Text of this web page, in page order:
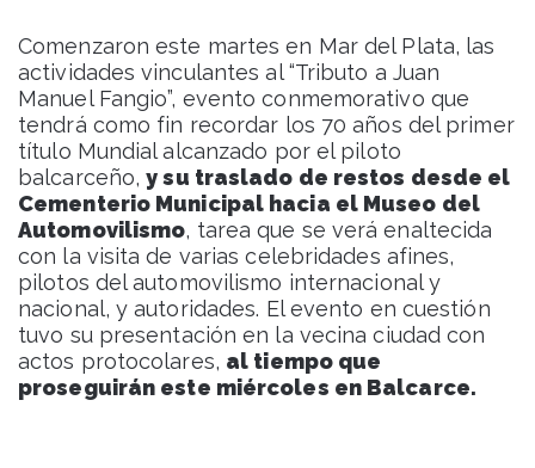
Comenzaron este martes en Mar del Plata, las
actividades vinculantes al “Tributo a Juan
Manuel Fangio”, evento conmemorativo que
tendrá como fin recordar los 70 años del primer
título Mundial alcanzado por el piloto
balcarceño,y su traslado de restos desde el
Cementerio Municipal hacia el Museo del
Automovilismo, tarea que se verá enaltecida
con la visita de varias celebridades afines,
pilotos del automovilismo internacional y
nacional, y autoridades. El evento en cuestión
tuvo su presentación en la vecina ciudad con
actos protocolares, al tiempo que
proseguirán este miércoles en Balcarce.